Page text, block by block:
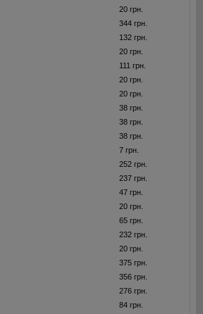
20 грн.
344 грн.
132 грн.
20 грн.
111 грн.
20 грн.
20 грн.
38 грн.
38 грн.
38 грн.
7 грн.
252 грн.
237 грн.
47 грн.
20 грн.
65 грн.
232 грн.
20 грн.
375 грн.
356 грн.
276 грн.
84 грн.